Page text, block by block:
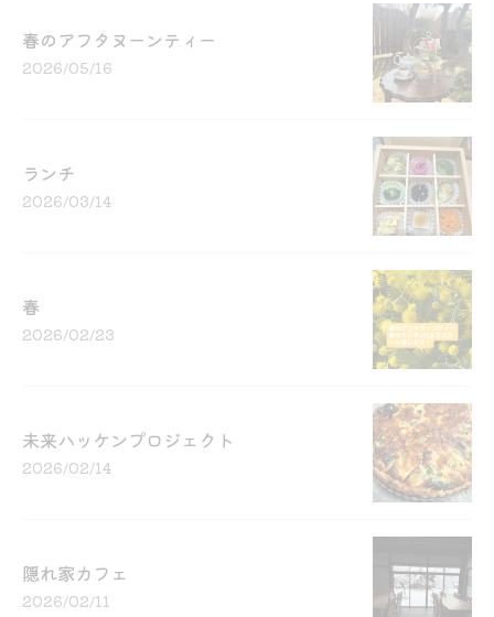
春のアフタヌーンティー
2026/05/16
ランチ
2026/03/14
春
2026/02/23
未来ハッケンプロジェクト
2026/02/14
隠れ家カフェ
2026/02/11